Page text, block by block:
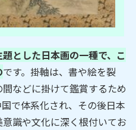
とした日本画の一種で、こ
です。掛軸は、書や絵を裂
間などに掛けて鑑賞するため
で体系化され、その後日本
識や文化に深く根付いてお